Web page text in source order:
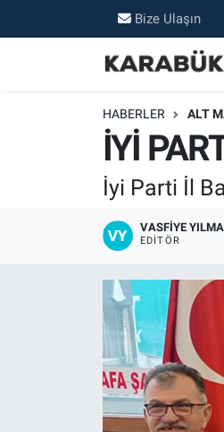
Bize Ulaşın
HABERLER ALT
İYİ
İyi Parti İl
VASFIYE
EDITÖR